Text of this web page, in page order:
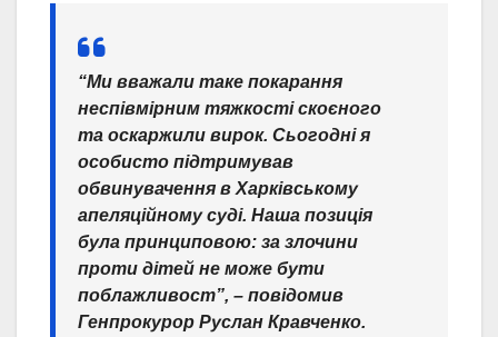
“Ми вважали таке покарання
неспівмірним тяжкості скоєного
та оскаржили вирок. Сьогодні я
особисто підтримував
обвинувачення в Харківському
апеляційному суді. Наша позиція
була принциповою: за злочини
проти дітей не може бути
поблажливост”, – повідомив
Генпрокурор Руслан Кравченко.